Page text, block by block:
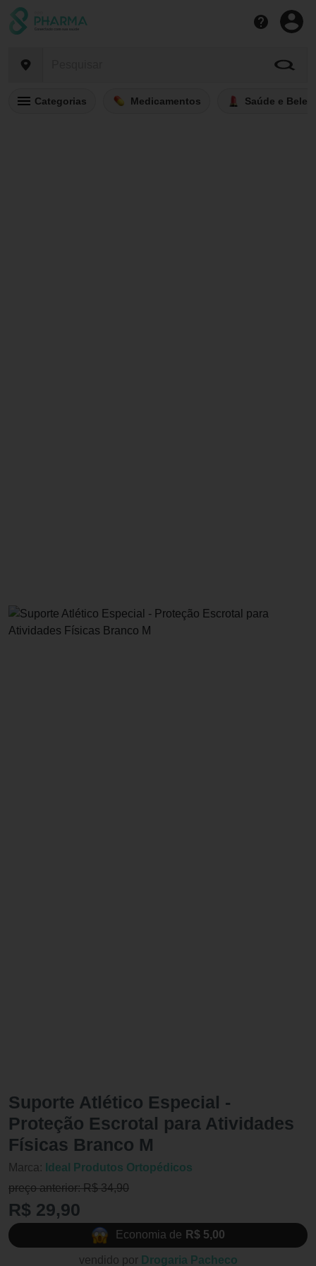
Categorias Medicamentos Saúde e
Suporte Atlético Especial -
Proteção Escrotal para Atividades
Físicas Branco M
Marca: Ideal Produtos Ortopédicos
preço anterior: R$ 34,90
R$ 29,90
Economia de R$ 5,00
vendido por Drogaria Pacheco